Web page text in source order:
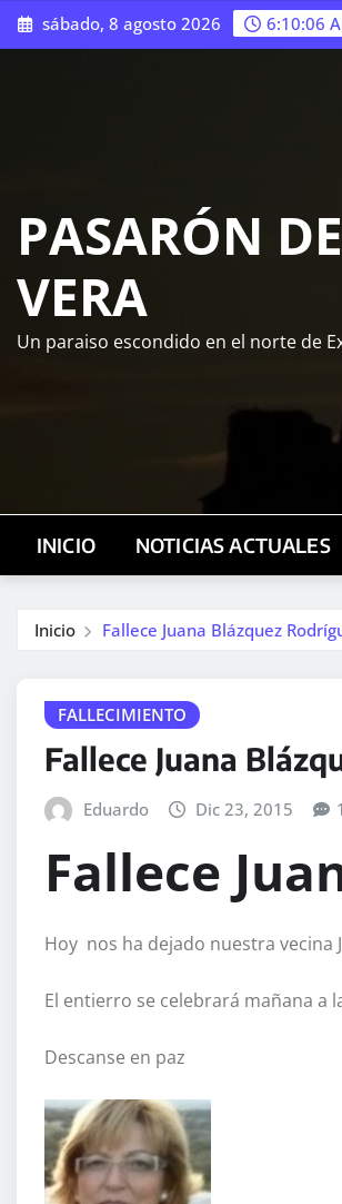
Saltar
al
sábado, 8 agosto 2026 6:10:07
PASARÓN
VERA
Un paraiso escondido en el norte de
INICIO NOTICIAS ACTUALES
Inicio Fallece Juana Blázquez
FALLECIMIENTO
Fallece Juana
Eduardo Dic 23, 2015
Fallece
Hoy nos ha dejado nuestra vecina
El entierro se celebrará mañana a
Descanse en paz